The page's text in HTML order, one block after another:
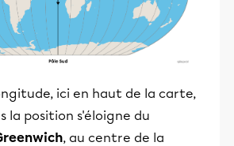
ici en haut de la carte,
la position s'éloigne du
, au centre de la